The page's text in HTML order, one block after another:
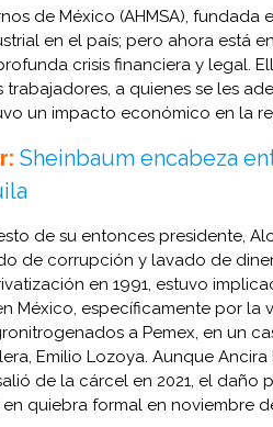
de México (AHMSA), fundada
en el país; pero ahora está
crisis financiera y legal.
a quienes se les
un impacto económico en la
Sheinbaum encabeza
de su entonces presidente,
de corrupción y lavado de
en 1991, estuvo
México, específicamente por la
a Pemex, en un
Emilio Lozoya. Aunque
de la cárcel en 2021, el daño
quiebra formal en noviembre